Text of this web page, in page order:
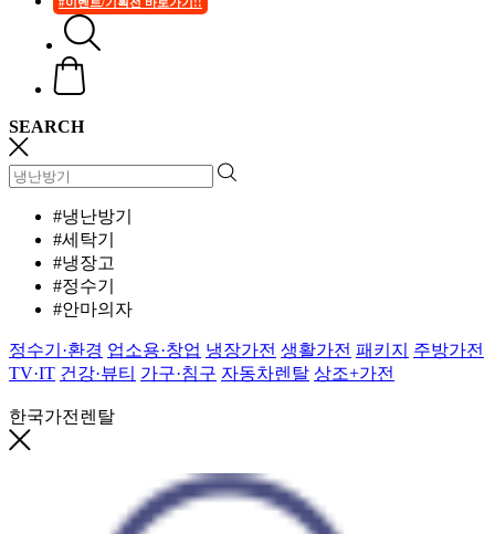
SEARCH
#냉난방기
#세탁기
#냉장고
#정수기
#안마의자
정수기·환경 업소용·창업 냉장가전 생활가전 패키지
주방가전
TV·IT 건강·뷰티 가구·침구 자동차렌탈 상조+가전
한국가전렌탈